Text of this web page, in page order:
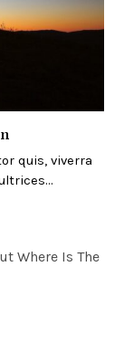
quis, viverra
Where Is The